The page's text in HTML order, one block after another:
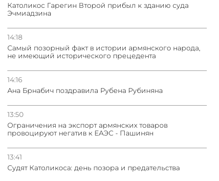
Католикос Гарегин Второй прибыл к зданию суда
Эчмиадзина
14:18
Самый позорный факт в истории армянского народа,
не имеющий исторического прецедента
14:16
Ана Брнабич поздравила Рубена Рубиняна
13:50
Oграничения на экспорт армянских товаров
провоцируют негатив к ЕАЭС - Пашинян
13:41
Судят Католикоса: день позора и предательства